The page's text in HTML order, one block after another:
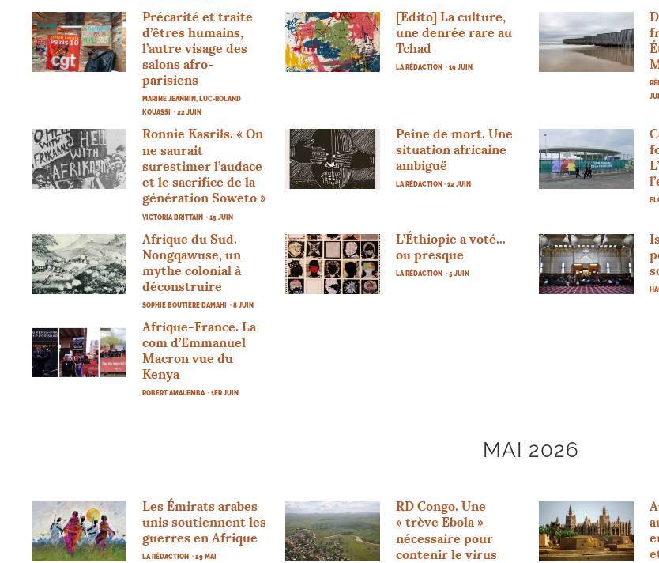
Précarité et traite
d’êtres humains,
l’autre visage des
salons afro-
parisiens
MARINE JEANNIN, LUC-ROLAND
KOUASSI
· 22 JUIN
[Edito] La culture,
une denrée rare au
Tchad
LA RÉDACTION · 19 JUIN
Ronnie Kasrils. « On
ne saurait
surestimer l’audace
et le sacrifice de la
génération Soweto »
VICTORIA BRITTAIN · 15 JUIN
Peine de mort. Une
situation africaine
ambiguë
LA RÉDACTION· 12 JUIN
Afrique du Sud.
Nongqawuse, un
mythe colonial à
déconstruire
SOPHIE BOUTIÈRE DAMAHI · 8 JUIN
L’Éthiopie a voté...
ou presque
LA RÉDACTION · 5 JUIN
Afrique-France. La
com d’Emmanuel
Macron vue du
Kenya
ROBERT AMALEMBA · 1ER JUIN
MAI 2026
Les Émirats arabes
unis soutiennent les
guerres en Afrique
LA RÉDACTION · 29 MAI
RD Congo. Une
« trève Ebola »
nécessaire pour
contenir le virus